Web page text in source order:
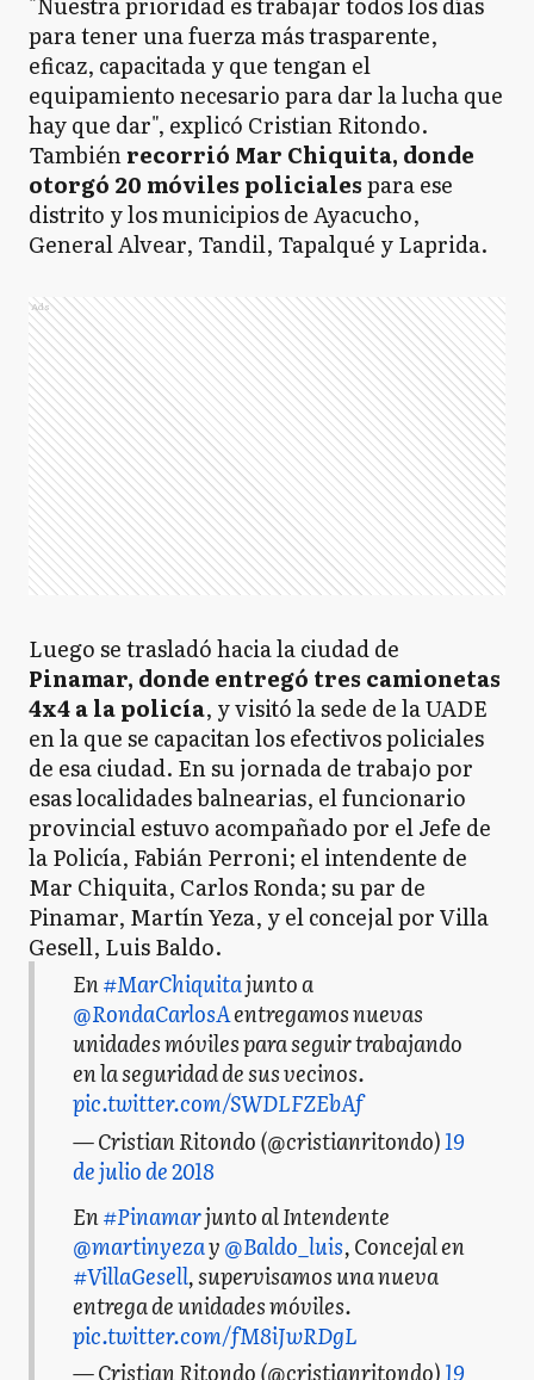
para tener una fuerza más trasparente,
eficaz, capacitada y que tengan el
equipamiento necesario para dar la lucha que
hay que dar", explicó Cristian Ritondo.
Tambiénrecorrió Mar Chiquita, donde
otorgó 20 móviles policialespara ese
distrito y los municipios de Ayacucho,
General Alvear, Tandil, Tapalqué y Laprida.
Ads
Luego se trasladó hacia la ciudad de
Pinamar, donde entregó tres camionetas
4x4 a la policía, y visitó la sede de la UADE
en la que se capacitan los efectivos policiales
de esa ciudad. En su jornada de trabajo por
esas localidades balnearias, el funcionario
provincial estuvo acompañado por el Jefe de
la Policía, Fabián Perroni; el intendente de
Mar Chiquita, Carlos Ronda; su par de
Pinamar, Martín Yeza, y el concejal por Villa
Gesell, Luis Baldo.
En#MarChiquitajunto a
@RondaCarlosAentregamos nuevas
unidades móviles para seguir trabajando
en la seguridad de sus vecinos.
pic.twitter.com/SWDLFZEbAf
— Cristian Ritondo (@cristianritondo)19
de julio de 2018
En#Pinamarjunto al Intendente
@martinyezay@Baldo_luis, Concejal en
#VillaGesell, supervisamos una nueva
entrega de unidades móviles.
pic.twitter.com/fM8iJwRDgL
— Cristian Ritondo (@cristianritondo)19